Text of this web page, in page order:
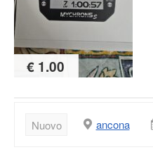
€ 1.00
Nuovo ancona